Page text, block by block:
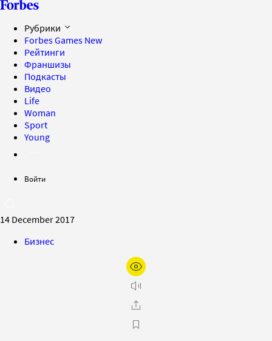
Рубрики
Forbes Games New
Рейтинги
Франшизы
Подкасты
Видео
Life
Woman
Sport
Young
Войти
14 December 2017
Бизнес